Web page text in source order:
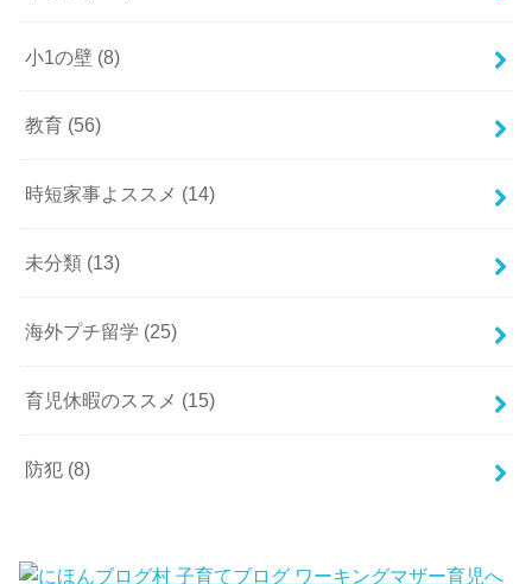
小1の壁 (8)
教育 (56)
時短家事よススメ (14)
未分類 (13)
海外プチ留学 (25)
育児休暇のススメ (15)
防犯 (8)